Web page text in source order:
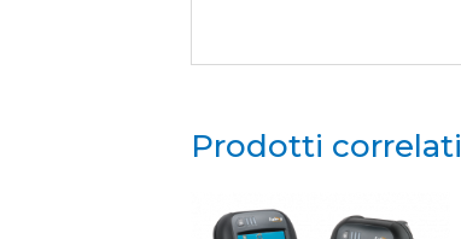
Prodotti correlati